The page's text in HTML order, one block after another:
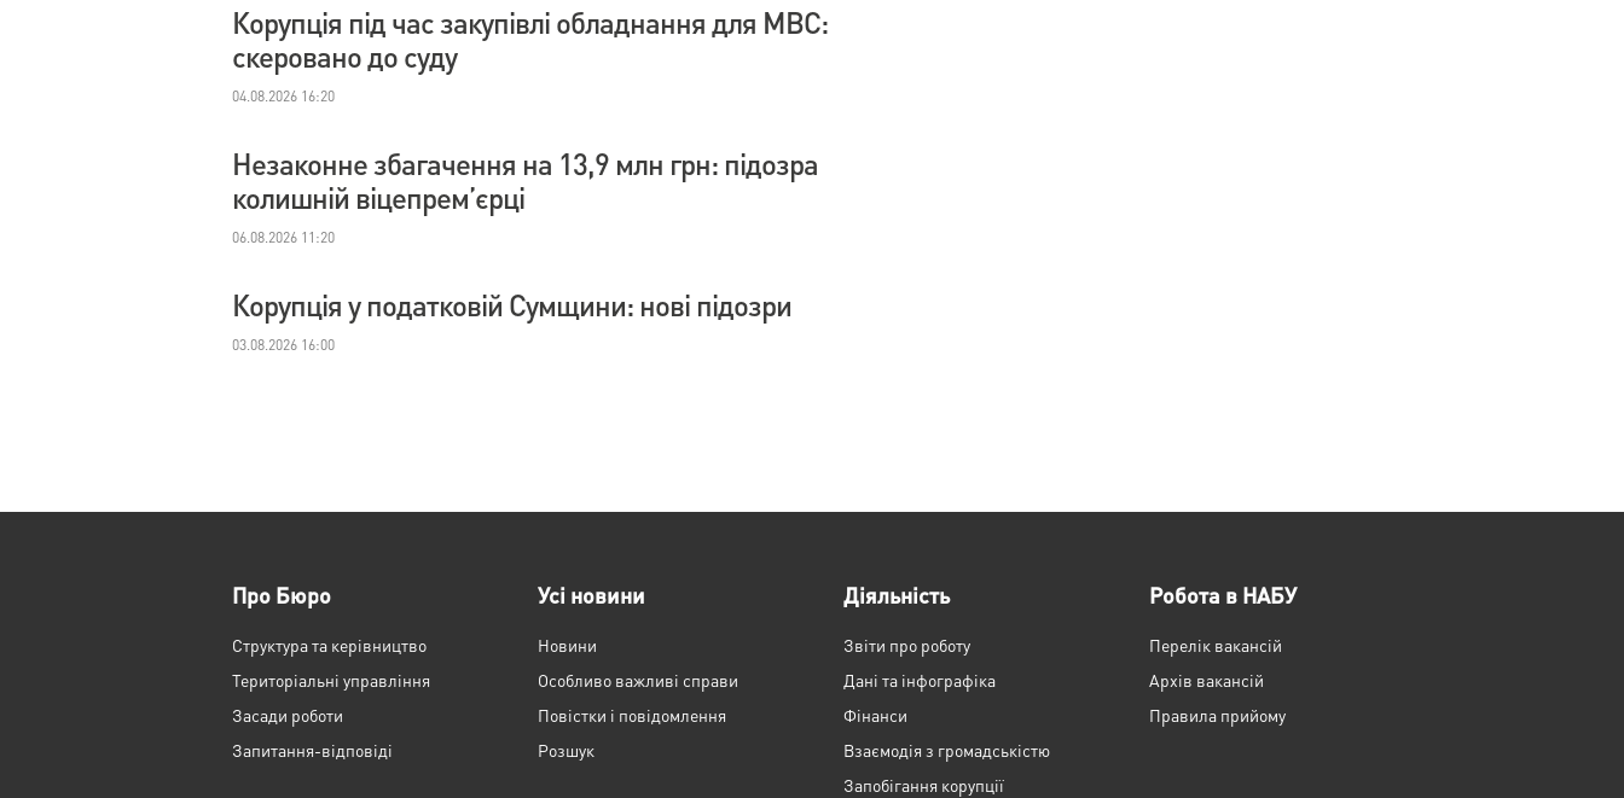
Корупція під час закупівлі обладнання для МВС:
скеровано до суду
04.08.2026 16:20
Незаконне збагачення на 13,9 млн грн: підозра
колишній віцепрем’єрці
06.08.2026 11:20
Корупція у податковій Сумщини: нові підозри
03.08.2026 16:00
Про Бюро
Структура та керівництво
Територіальні управління
Засади роботи
Запитання-відповіді
Усі новини
Новини
Особливо важливі справи
Повістки і повідомлення
Розшук
Діяльність
Звіти про роботу
Дані та інфографіка
Фінанси
Взаємодія з громадськістю
Запобігання корупції
Робота в НАБУ
Перелік вакансій
Архів вакансій
Правила прийому